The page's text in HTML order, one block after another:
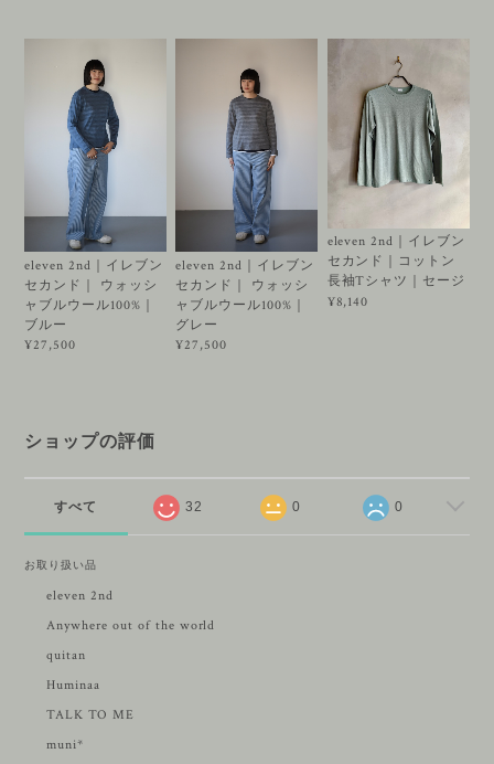
eleven 2nd｜イレブン
セカンド｜ ウォッシ
ャブルウール100%｜
ブルー
¥27,500
eleven 2nd｜イレブン
セカンド｜ ウォッシ
ャブルウール100%｜
グレー
¥27,500
eleven 2nd｜イレブン
セカンド｜コットン
長袖Tシャツ｜セージ
¥8,140
ショップの評価
すべて 32 0 0
お取り扱い品
eleven 2nd
Anywhere out of the world
quitan
Huminaa
TALK TO ME
muni*